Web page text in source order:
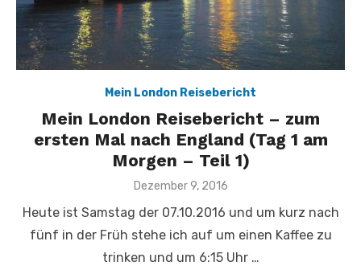
Mein London Reisebericht
Mein London Reisebericht – zum
ersten Mal nach England (Tag 1 am
Morgen – Teil 1)
Veröffentlicht
Dezember 9, 2016
Heute ist Samstag der 07.10.2016 und um kurz nach
fünf in der Früh stehe ich auf um einen Kaffee zu
trinken und um 6:15 Uhr …